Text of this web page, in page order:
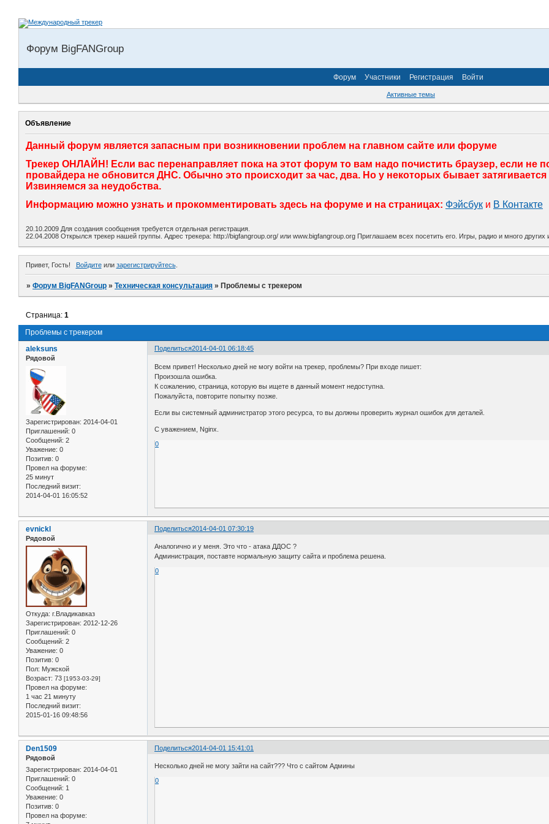
Форум BigFANGroup
Форум Участники Регистрация Войти
Активные темы
Объявление
Данный форум является запасным при возникновении проблем на главном сайте или форуме
Трекер ОНЛАЙН! Если вас перенаправляет пока на этот форум то вам надо почистить браузер, если не
провайдера не обновится ДНС. Обычно это происходит за час, два. Но у некоторых бывает затягивается
Извиняемся за неудобства.
Информацию можно узнать и прокомментировать здесь на форуме и на страницах: Фэйсбук и В Контакте
20.10.2009 Для создания сообщения требуется отдельная регистрация.
22.04.2008 Открылся трекер нашей группы. Адрес трекера: http://bigfangroup.org/ или www.bigfangroup.org Приглашаем всех посетить его. Игры, радио и много
Привет, Гость! Войдитеили зарегистрируйтесь.
»Форум BigFANGroup »Техническая консультация » Проблемы с трекером
Проблемы с трекером
Страница:1
Поделиться2014-04-01 06:18:45
aleksuns
Рядовой
Зарегистрирован: 2014-04-01
Приглашений: 0
Сообщений: 2
Уважение: 0
Позитив: 0
Провел на форуме:
25 минут
Последний визит:
2014-04-01 16:05:52
Всем привет! Несколько дней не могу войти на трекер, проблемы? При входе пишет:
Произошла ошибка.
К сожалению, страница, которую вы ищете в данный момент недоступна.
Пожалуйста, повторите попытку позже.
Если вы системный администратор этого ресурса, то вы должны проверить журнал ошибок для деталей.
С уважением, Nginx.
0
Поделиться2014-04-01 07:30:19
evnickl
Рядовой
Откуда: г.Владикавказ
Зарегистрирован: 2012-12-26
Приглашений: 0
Сообщений: 2
Уважение: 0
Позитив: 0
Пол: Мужской
Возраст: 73 [1953-03-29]
Провел на форуме:
1 час 21 минуту
Последний визит:
2015-01-16 09:48:56
Аналогично и у меня. Это что - атака ДДОС ?
Администрация, поставте нормальную защиту сайта и проблема решена.
0
Поделиться2014-04-01 15:41:01
Den1509
Рядовой
Зарегистрирован: 2014-04-01
Приглашений: 0
Сообщений: 1
Уважение: 0
Позитив: 0
Провел на форуме:
Несколько дней не могу зайти на сайт??? Что с сайтом Админы
0